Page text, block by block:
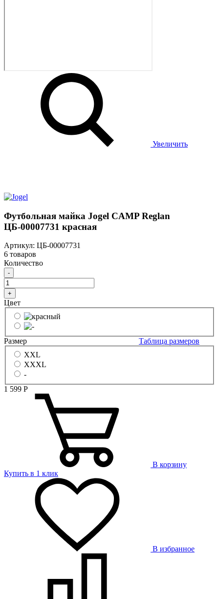
Увеличить
Футбольная майка Jogel CAMP Reglan
ЦБ-00007731 красная
Артикул: ЦБ-00007731
6 товаров
Количество
-
+
Цвет
Размер
Таблица размеров
XXL
XXXL
-
1 599 Р
В корзину
Купить в 1 клик
В избранное